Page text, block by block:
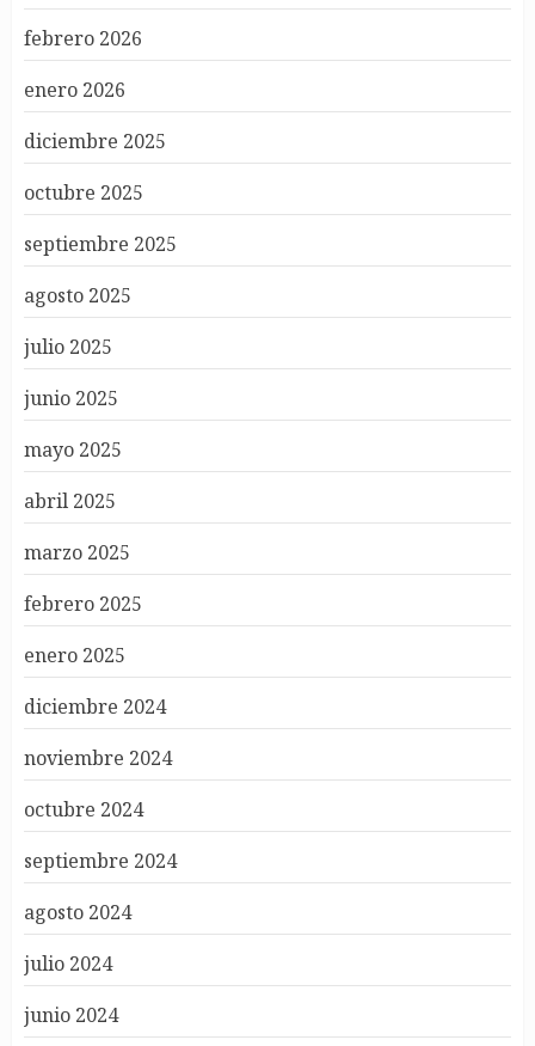
febrero 2026
enero 2026
diciembre 2025
octubre 2025
septiembre 2025
agosto 2025
julio 2025
junio 2025
mayo 2025
abril 2025
marzo 2025
febrero 2025
enero 2025
diciembre 2024
noviembre 2024
octubre 2024
septiembre 2024
agosto 2024
julio 2024
junio 2024